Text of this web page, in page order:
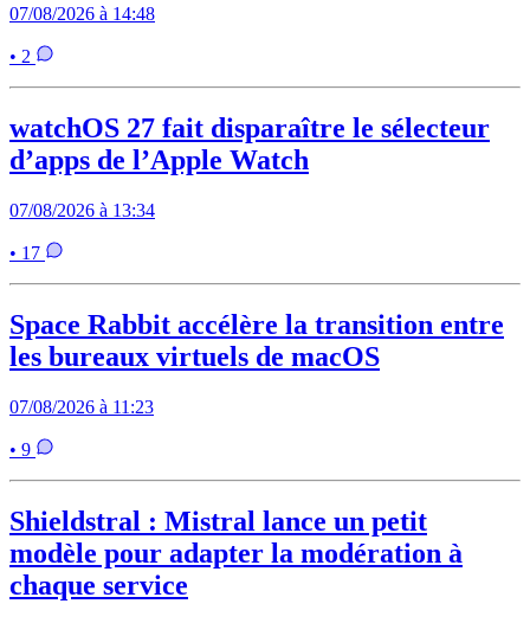
07/08/2026 à 14:48
• 2
watchOS 27 fait disparaître le sélecteur
d’apps de l’Apple Watch
07/08/2026 à 13:34
• 17
Space Rabbit accélère la transition entre
les bureaux virtuels de macOS
07/08/2026 à 11:23
• 9
Shieldstral : Mistral lance un petit
modèle pour adapter la modération à
chaque service